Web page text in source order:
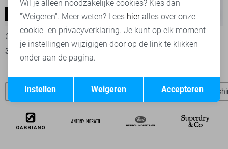
Dunlin -50%
Cars Jeans
35,00
Yoke
Only & Sons Jeans
39,95
Cars SALE Cars broeken Cars korte broeken Cars t-
Terug Opslaan
Wil je alleen noodzakelijke cookies? Kies dan
"Weigeren". Meer weten? Lees hieralles over onze
cookie- en privacyverklaring. Je kunt op elk moment
je instellingen wijzigigen door op de link te klikken
onder aan de pagina.
Accepteren
Weigeren
Instellen